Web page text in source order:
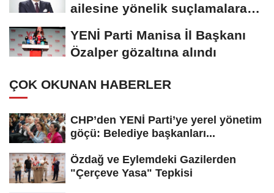
ailesine yönelik suçlamalara
tepki: “Bir...
YENİ Parti Manisa İl Başkanı
Özalper gözaltına alındı
ÇOK OKUNAN HABERLER
CHP’den YENİ Parti’ye yerel yönetim
göçü: Belediye başkanları...
Özdağ ve Eylemdeki Gazilerden
"Çerçeve Yasa" Tepkisi